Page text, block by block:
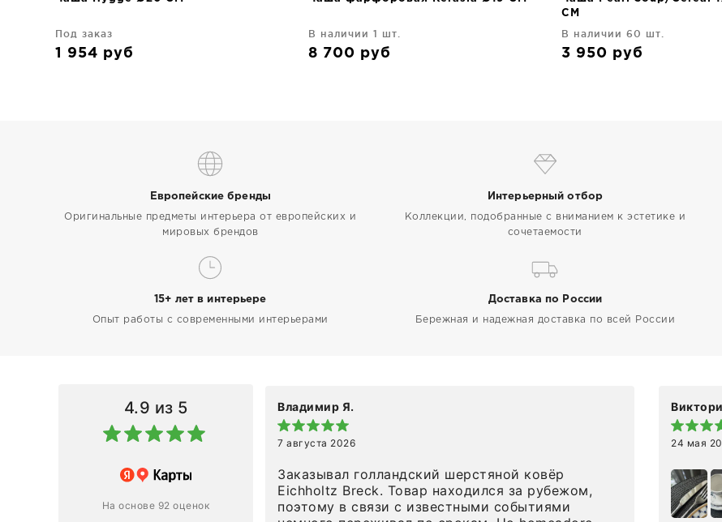
Под заказ
1 954 руб
В наличии 1 шт.
8 700 руб
CM
В наличии 60 шт.
3 950 руб
Европейские бренды
Оригинальные предметы интерьера от европейских и
мировых брендов
Интерьерный отбор
Коллекции, подобранные с вниманием к эстетике и
сочетаемости
15+ лет в интерьере
Опыт работы с современными интерьерами
Доставка по России
Бережная и надежная доставка по всей России
4.9 из 5
На основе 92 оценок
Владимир Я.
7 августа 2026
Заказывал голландский шерстяной ковёр
Eichholtz Breck. Товар находился за рубежом,
поэтому в связи с известными событиями
24 мая